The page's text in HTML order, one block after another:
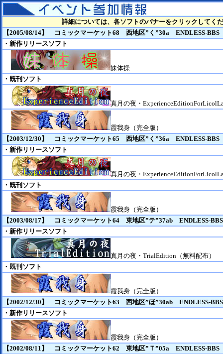
詳細については、各ソフトのバナーをクリックしてく
【2005/08/14】 コミックマーケット68 西地区”く”30a ENDLESS-BBS
・新作リリースソフト
妹体操
・既刊ソフト
真月の夜・
霞我身（完全版）
【2003/12/30】 コミックマーケット65 西地区”く”36a ENDLESS-BBS
・新作リリースソフト
真月の夜・
・既刊ソフト
霞我身（完全版）
【2003/08/17】 コミックマーケット64 東地区”テ”37ab ENDLESS-
・新作リリースソフト
真月の夜・TrialEdition（無料配布）
・既刊ソフト
霞我身（完全版）
【2002/12/30】 コミックマーケット63 西地区”ほ”30ab ENDLESS-
・新作リリースソフト
霞我身（完全版）
【2002/08/11】 コミックマーケット62 東地区”Ｔ”05a ENDLESS-BBS